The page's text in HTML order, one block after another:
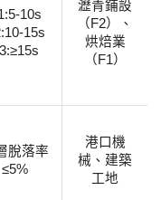
10s
15s
瀝青鋪設
（F2）、
烘焙業
（F1）
脫落率
≤5%
港口機
械、建築
工地